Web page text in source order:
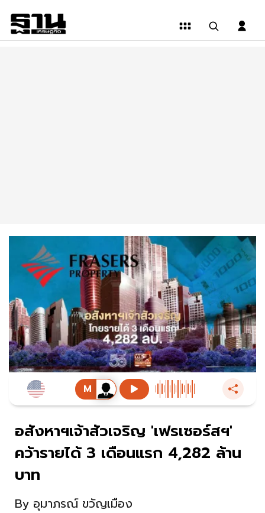
อสังหาฯเจ้าสัวเจริญ 'เฟรเซอร์สฯ'
คว้ารายได้ 3 เดือนแรก 4,282 ล้าน
บาท
By อุมาภรณ์ ขวัญเมือง